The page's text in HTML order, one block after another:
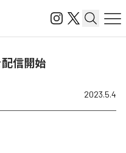
配信開始
2023.5.4